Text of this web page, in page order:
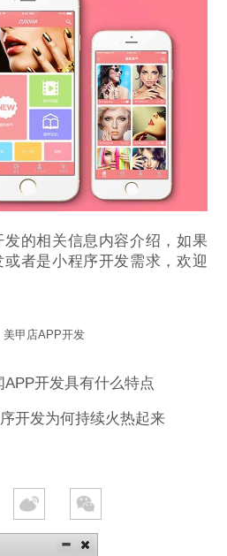
的相关信息内容介绍，如果
者是小程序开发需求，欢迎
美甲店APP开发
APP开发具有什么特点
开发为何持续火热起来